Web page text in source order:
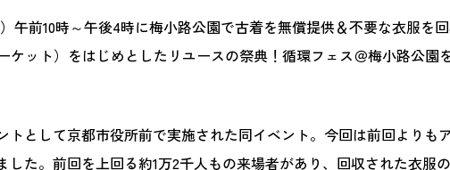
午前10時～午後4時に梅小路公園で古着を無償提供＆不要な衣服を
ケット）をはじめとしたリユースの祭典！循環フェス＠梅小路公園
トとして京都市役所前で実施された同イベント。今回は前回よりも
した。前回を上回る約1万2千人もの来場者があり、回収された衣服